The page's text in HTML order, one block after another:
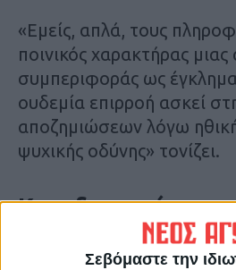
Σεβόμαστε την
«Εμείς, απλά, τους
ποινικός χαρακτήρας
συμπεριφοράς ως
ουδεμία επιρροή ασκεί
αποζημιώσεων λόγω
ψυχικής οδύνης» τονίζει.
Καταδικαστέα η
έργο της